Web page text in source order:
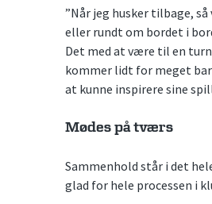
”Når jeg husker tilbage,
eller rundt om bordet i
Det med at være til en
kommer lidt for meget
at kunne inspirere sine
Mødes på tværs
Sammenhold står i det
glad for hele processen i